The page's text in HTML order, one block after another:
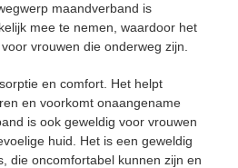
maandverband is
mee te nemen, waardoor het
vrouwen die onderweg zijn.
en comfort. Het helpt
en voorkomt onaangename
is ook geweldig voor vrouwen
huid. Het is een geweldig
die oncomfortabel kunnen zijn en